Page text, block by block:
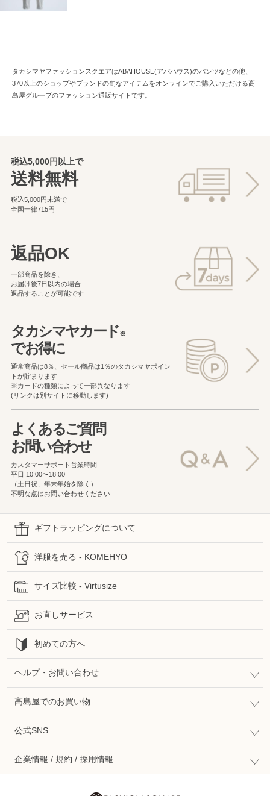
タカシマヤファッションスクエアはABAHOUSE(アバハウス)のパンツなどの他、
370以上のショップやブランドの旬なアイテムをオンラインでご購入いただける高
島屋グループのファッション通販サイトです。
税込5,000円以上で
送料無料
税込5,000円未満で
全国一律715円
返品OK
一部商品を除き、
お届け後7日以内の場合
返品することが可能です
タカシマヤカード※
でお得に
通常商品は8％、セール商品は1％のタカシマヤポイン
トが貯まります
※カードの種類によって一部異なります
(リンクは別サイトに移動します)
よくあるご質問
お問い合わせ
カスタマーサポート営業時間
平日 10:00〜18:00
（土日祝、年末年始を除く）
不明な点はお問い合わせください
ギフトラッピングについて
洋服を売る - KOMEHYO
サイズ比較 - Virtusize
お直しサービス
初めての方へ
ヘルプ・お問い合わせ
高島屋でのお買い物
公式SNS
企業情報 / 規約 / 採用情報